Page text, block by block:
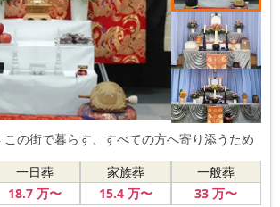
の街で暮らす、すべての方へ寄り添うため
一日葬
18.7 万〜
家族葬
15.4万〜
一般葬
33 万〜